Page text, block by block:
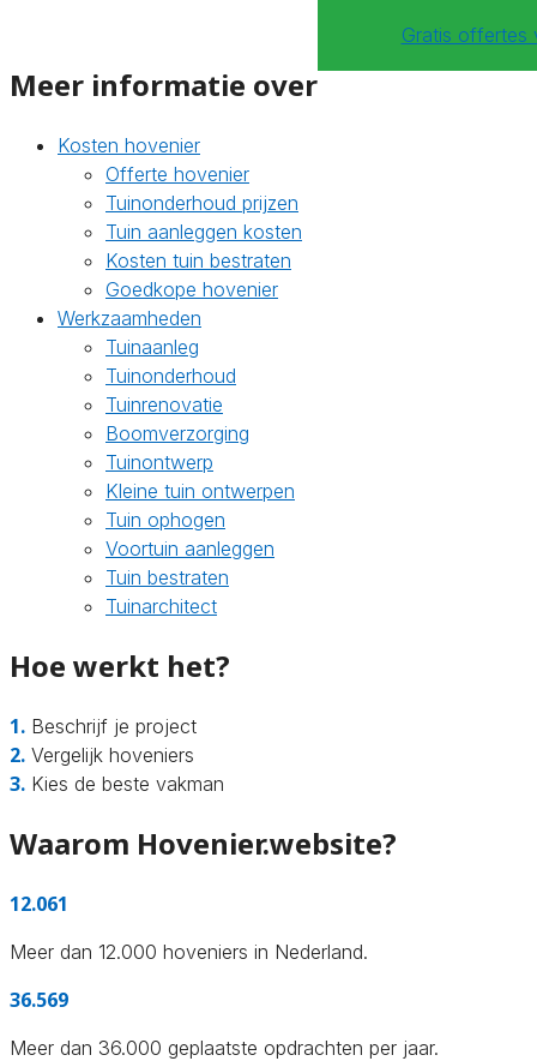
Gratis offertes
Meer informatie over
Kosten hovenier
Offerte hovenier
Tuinonderhoud prijzen
Tuin aanleggen kosten
Kosten tuin bestraten
Goedkope hovenier
Werkzaamheden
Tuinaanleg
Tuinonderhoud
Tuinrenovatie
Boomverzorging
Tuinontwerp
Kleine tuin ontwerpen
Tuin ophogen
Voortuin aanleggen
Tuin bestraten
Tuinarchitect
Hoe werkt het?
1. Beschrijf je project
2. Vergelijk hoveniers
3. Kies de beste vakman
Waarom Hovenier.website?
12.061
Meer dan 12.000 hoveniers in Nederland.
36.569
Meer dan 36.000 geplaatste opdrachten per jaar.